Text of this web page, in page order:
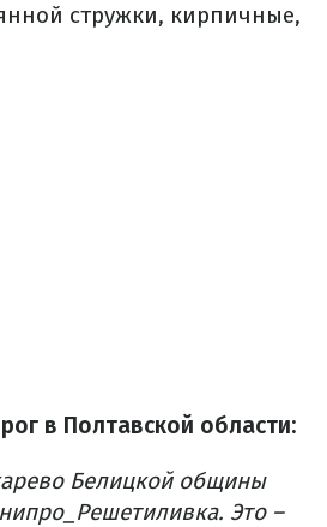
стружки, кирпичные,
в Полтавской области:
Белицкой общины
Это –